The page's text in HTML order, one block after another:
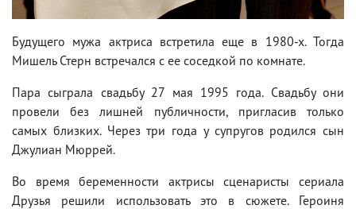
Будущего мужа актриса встретила еще в 1980-х. Тогда
Мишель Стерн встречался с ее соседкой по комнате.
Пара сыграла свадьбу 27 мая 1995 года. Свадьбу они
провели без лишней публичности, пригласив только
самых близких. Через три года у супругов родился сын
Джулиан Мюррей.
Во время беременности актрисы сценаристы сериала
Друзья решили использовать это в сюжете. Героиня